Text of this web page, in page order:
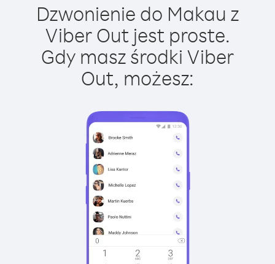
Dzwonienie do Makau z
Viber Out jest proste.
Gdy masz środki Viber
Out, możesz: